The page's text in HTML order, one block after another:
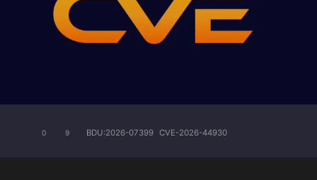
0 9 BDU:2026-07399 CVE-2026-44930